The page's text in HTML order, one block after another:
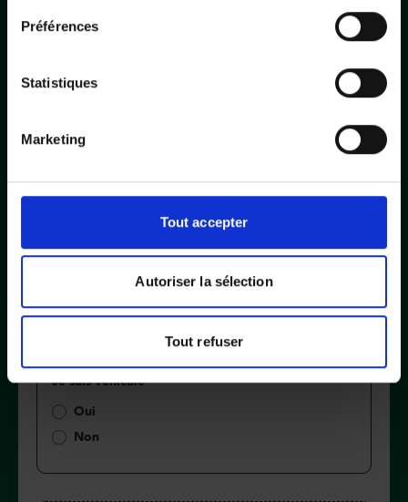
cliquant sur le lien «
» en bas de
Préférences
Statistiques
Marketing
Tout accepter
Autoriser la sélection
Tout refuser
Formulaire
Prénom
Je suis véhiculé*
Oui
Non